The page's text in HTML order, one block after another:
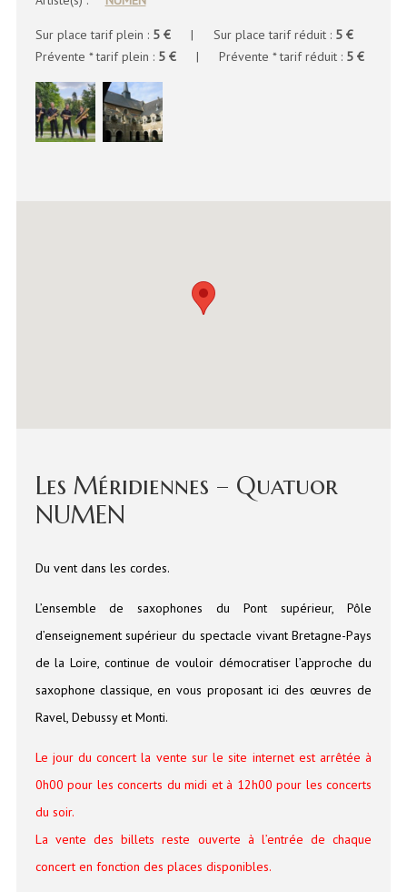
Sur place tarif plein : 5 €| Sur place tarif réduit : 5 €
Prévente * tarif plein : 5 €| Prévente * tarif réduit : 5 €
Les Méridiennes – Quatuor
NUMEN
Du vent dans les cordes.
L’ensemble de saxophones du Pont supérieur, Pôle
d’enseignement supérieur du spectacle vivant Bretagne-Pays
de la Loire, continue de vouloir démocratiser l’approche du
saxophone classique, en vous proposant ici des œuvres de
Ravel, Debussy et Monti.
Le jour du concert la vente sur le site internet est arrêtée à
0h00 pour les concerts du midi et à 12h00 pour les concerts
du soir.
La vente des billets reste ouverte à l’entrée de chaque
concert en fonction des places disponibles.